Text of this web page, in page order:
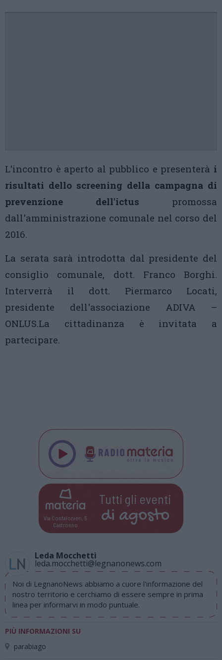
L'incontro è aperto al pubblico e presenterà i
risultati dello screening della campagna di
prevenzione dell'ictus promossa
dall'amministrazione comunale nel corso del
2016.
La serata sarà introdotta dal presidente del
consiglio comunale, dott. Franco Borghi.
Interverrà il dott. Piermarco Locati,
presidente dell'associazione ADIVA –
ONLUS.La cittadinanza è invitata a
partecipare.
Via Confalonieri, 5
Castronno
Tutti gli eventi
di agosto
Leda Mocchetti
leda.mocchetti@legnanonews.com
Noi di LegnanoNews abbiamo a cuore l'informazione del
nostro territorio e cerchiamo di essere sempre in prima
linea per informarvi in modo puntuale.
PIÙ INFORMAZIONI SU
parabiago